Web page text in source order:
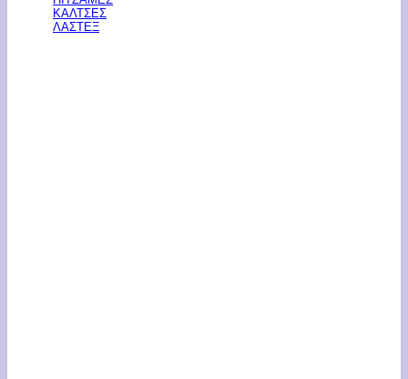
ΚΑΛΤΣΕΣ
ΛΑΣΤΕΞ